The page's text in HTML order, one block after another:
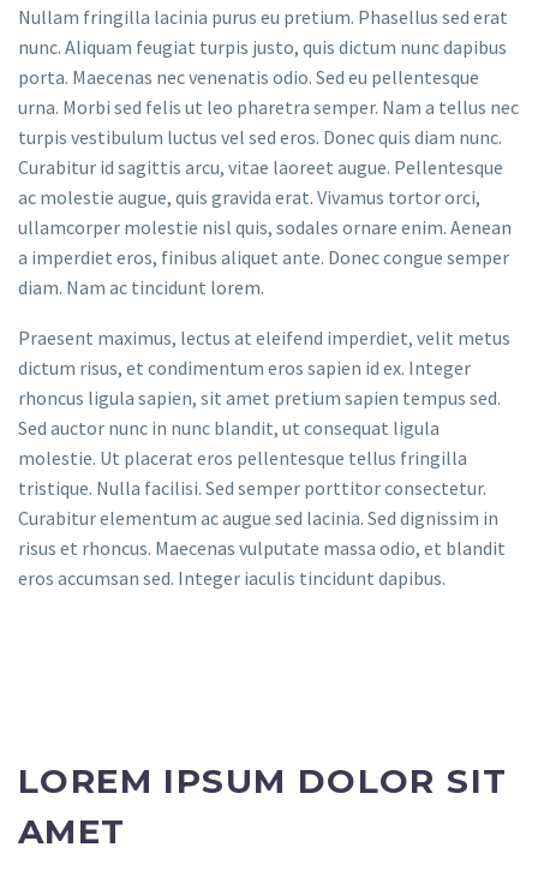
Nullam fringilla lacinia purus eu pretium. Phasellus sed erat
nunc. Aliquam feugiat turpis justo, quis dictum nunc dapibus
porta. Maecenas nec venenatis odio. Sed eu pellentesque
urna. Morbi sed felis ut leo pharetra semper. Nam a tellus nec
turpis vestibulum luctus vel sed eros. Donec quis diam nunc.
Curabitur id sagittis arcu, vitae laoreet augue. Pellentesque
ac molestie augue, quis gravida erat. Vivamus tortor orci,
ullamcorper molestie nisl quis, sodales ornare enim. Aenean
a imperdiet eros, finibus aliquet ante. Donec congue semper
diam. Nam ac tincidunt lorem.
Praesent maximus, lectus at eleifend imperdiet, velit metus
dictum risus, et condimentum eros sapien id ex. Integer
rhoncus ligula sapien, sit amet pretium sapien tempus sed.
Sed auctor nunc in nunc blandit, ut consequat ligula
molestie. Ut placerat eros pellentesque tellus fringilla
tristique. Nulla facilisi. Sed semper porttitor consectetur.
Curabitur elementum ac augue sed lacinia. Sed dignissim in
risus et rhoncus. Maecenas vulputate massa odio, et blandit
eros accumsan sed. Integer iaculis tincidunt dapibus.
LOREM IPSUM DOLOR SIT
AMET